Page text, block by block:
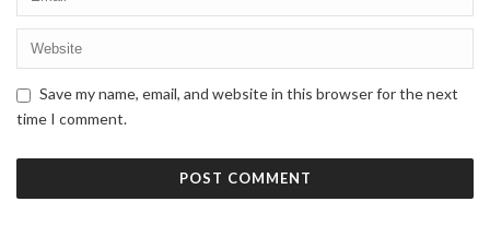
Save my name, email, and website in this browser for the next
time I comment.